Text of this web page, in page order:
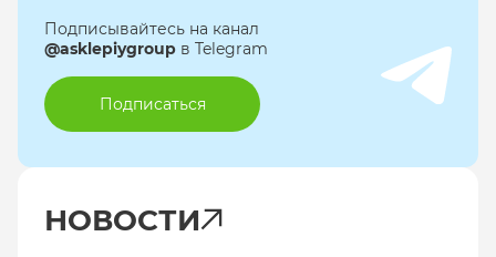
НОВОСТИ
Подписывайтесь на канал
@asklepiygroup в Telegram
Подписаться